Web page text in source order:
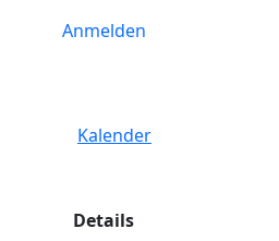
Anmelden
Kalender
Details